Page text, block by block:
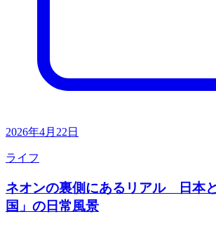
2026年4月22日
ライフ
ネオンの裏側にあるリアル 日本
国」の日常風景